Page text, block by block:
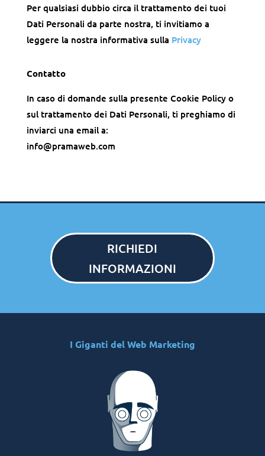
Per qualsiasi dubbio circa il trattamento dei tuoi
Dati Personali da parte nostra, ti invitiamo a
leggere la nostra informativa sulla Privacy
Contatto
In caso di domande sulla presente Cookie Policy o
sul trattamento dei Dati Personali, ti preghiamo di
inviarci una email a:
info@pramaweb.com
RICHIEDI
INFORMAZIONI
I Giganti del Web Marketing